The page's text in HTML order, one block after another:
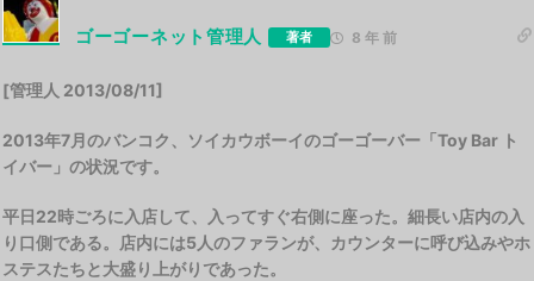
ゴーゴーネット管理人 著者 8 年 前
[管理人 2013/08/11]
2013年7月のバンコク、ソイカウボーイのゴーゴーバー「Toy Bar ト
イバー」の状況です。
平日22時ごろに入店して、入ってすぐ右側に座った。細長い店内の入
り口側である。店内には5人のファランが、カウンターに呼び込みやホ
ステスたちと大盛り上がりであった。